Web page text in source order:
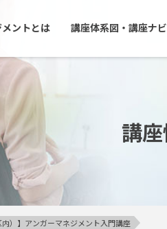
ントとは 講座体系図・講座ナビ
講
）】アンガーマネジメント入門講座